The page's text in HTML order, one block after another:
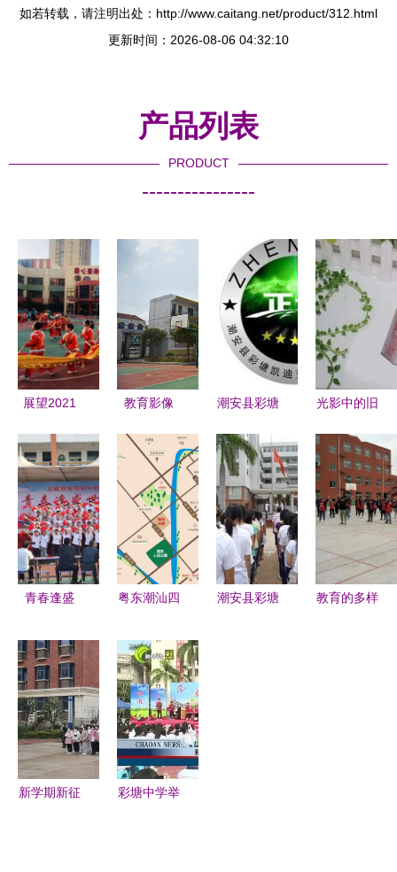
如若转载，请注明出处：http://www.caitang.net/product/312.html
更新时间：2026-08-06 04:32:10
产品列表
PRODUCT
----------------
展望2021
学幼儿园与
潮安县彩塘
中学共迎新
春
教育影像
学校与潮安
县彩塘中学
掠影
潮安县彩塘
钢制品厂
光影中的旧
县彩塘中艺
包装厂与彩
塘中学的相
册记忆
青春逢盛
当时——方
城县实验初
中合唱比赛
纪实
粤东潮汕四
州经济大比
拼 当硬核
潮安与温柔
闽南相撞
潮安县彩塘
教育的多样
新学期新征
彩塘中学举